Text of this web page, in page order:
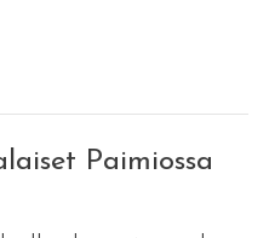
Paimiossa